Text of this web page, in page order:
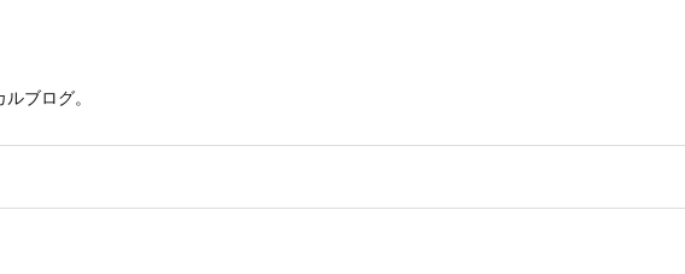
ブログ。